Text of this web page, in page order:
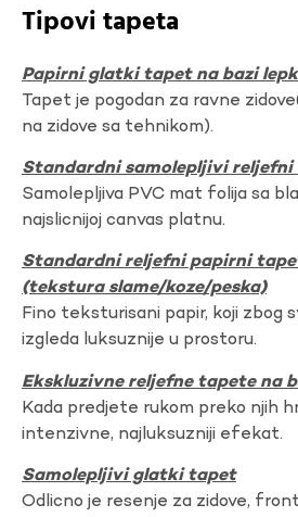
Tipovi tapeta
Papirni glatki tapet na bazi
Tapet je pogodan za ravne
na zidove sa tehnikom).
Standardni samolepljivi
Samolepljiva PVC mat folija sa
najslicnijoj canvas platnu.
Standardni reljefni papirni
(tekstura slame/koze/peska)
Fino teksturisani papir, koji zbog
izgleda luksuznije u prostoru.
Ekskluzivne reljefne tapete na
Kada predjete rukom preko njih
intenzivne, najluksuzniji efekat.
Samolepljivi glatki tapet
Odlicno je resenje za zidove,